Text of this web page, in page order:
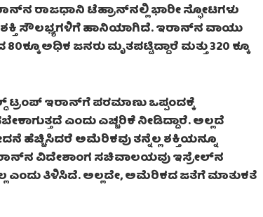
ರಾಜಧಾನಿ ಟೆಹ್ರಾನ್‌ನಲ್ಲಿ ಭಾರೀ ಸ್ಫೋಟಗಳು
ಸೌಲಭ್ಯಗಳಿಗೆ ಹಾನಿಯಾಗಿದೆ. ಇರಾನ್‌ನ ವಾಯು
ಅಧಿಕ ಜನರು ಮೃತಪಟ್ಟಿದ್ದಾರೆ ಮತ್ತು 320 ಕ್ಕೂ
ಟ್ರಂಪ್ ಇರಾನ್‌ಗೆ ಪರಮಾಣು ಒಪ್ಪಂದಕ್ಕೆ
ಎಂದು ಎಚ್ಚರಿಕೆ ನೀಡಿದ್ದಾರೆ. ಅಲ್ಲದೆ
ಅಮೆರಿಕವು ತನ್ನೆಲ್ಲ ಶಕ್ತಿಯನ್ನೂ
ವಿದೇಶಾಂಗ ಸಚಿವಾಲಯವು ಇಸ್ರೇಲ್‌ನ
ಎಂದು ತಿಳಿಸಿದೆ. ಅಲ್ಲದೇ, ಅಮೆರಿಕದ ಜತೆಗೆ ಮಾತುಕತೆ